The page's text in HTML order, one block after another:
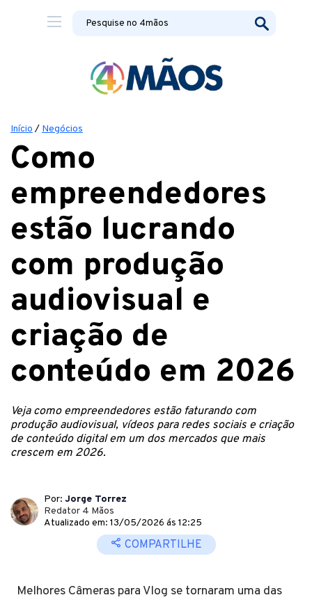
Início / Negócios
Como
empreendedores
estão lucrando
com produção
audiovisual e
criação de
conteúdo em 2026
Veja como empreendedores estão faturando com
produção audiovisual, vídeos para redes sociais e criação
de conteúdo digital em um dos mercados que mais
crescem em 2026.
Por: Jorge Torrez
Redator 4 Mãos
Atualizado em: 13/05/2026 ás 12:25
COMPARTILHE
Melhores Câmeras para Vlog se tornaram uma das